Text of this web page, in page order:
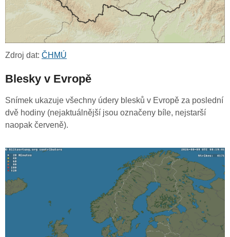
Zdroj dat: ČHMÚ
Blesky v Evropě
Snímek ukazuje všechny údery blesků v Evropě za poslední
dvě hodiny (nejaktuálnější jsou označeny bíle, nejstarší
naopak červeně).